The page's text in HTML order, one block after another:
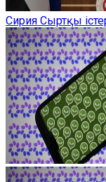
Сирия Сыртқы